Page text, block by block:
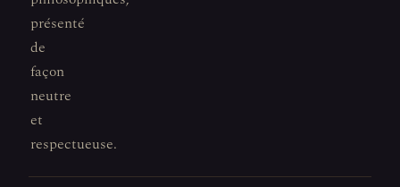
présenté
de
façon
neutre
et
respectueuse.